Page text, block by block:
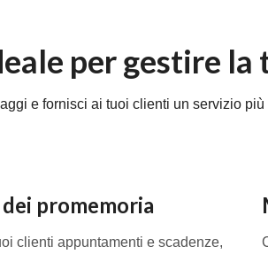
per gestire la
e fornisci ai tuoi clienti un servizio più
promemoria
clienti appuntamenti e scadenze,